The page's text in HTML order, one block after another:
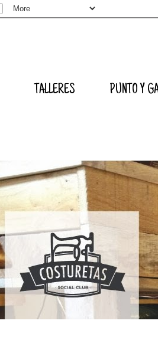
TALLERES PUNTO Y